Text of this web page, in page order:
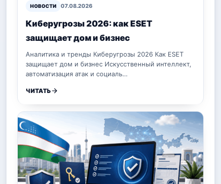
НОВОСТИ 07.08.2026
Киберугрозы 2026: как ESET
защищает дом и бизнес
Аналитика и тренды Киберугрозы 2026 Как ESET
защищает дом и бизнес Искусственный интеллект,
автоматизация атак и социаль…
ЧИТАТЬ